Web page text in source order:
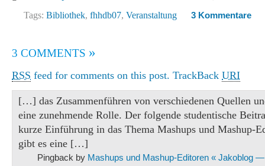
Tags: Bibliothek, fhhdb07, Veranstaltung 3 Kommentare
3 COMMENTS »
RSS feed for comments on this post. TrackBack URI
[…] das Zusammenführen von verschiedenen Quellen
eine zunehmende Rolle. Der folgende studentische
kurze Einführung in das Thema Mashups und Mashup-
gibt es eine […]
Pingback by Mashups und Mashup-Editoren « Jakoblog